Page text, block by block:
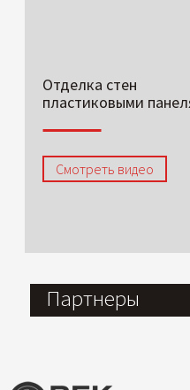
Отделка стен
пластиковыми
Смотреть видео
Партнеры